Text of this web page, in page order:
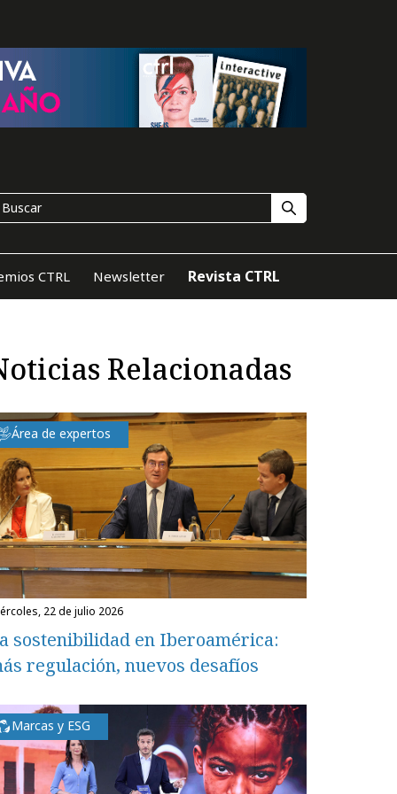
CTRL Newsletter Revista CTRL
Relacionadas
Área de expertos
22 de julio 2026
sostenibilidad en Iberoamérica:
regulación, nuevos desafíos
Marcas y ESG